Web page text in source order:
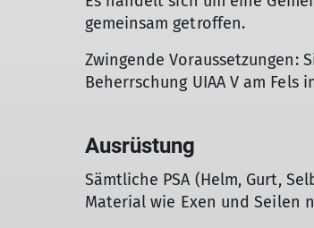
gemeinsam getroffen.
Zwingende Voraussetzungen:
Beherrschung UIAA V am Fels
Ausrüstung
Sämtliche PSA (Helm, Gurt,
Material wie Exen und Seilen